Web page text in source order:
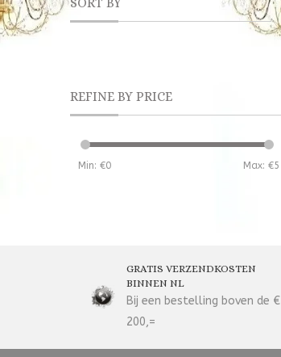
REFINE BY PRICE
Min: €0 Max: €5
GRATIS VERZENDKOSTEN
BINNEN NL
Bij een bestelling boven de €
200,=